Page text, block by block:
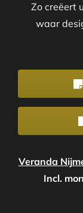
Zo creëert
waar
Veranda
Incl.